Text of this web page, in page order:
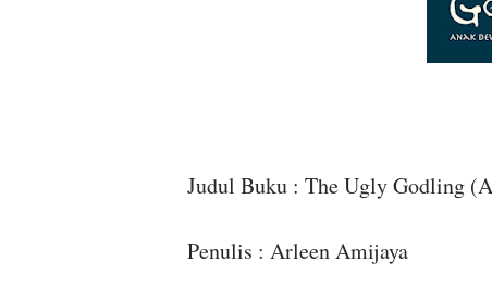
Judul Buku : The Ugly Godling
Penulis : Arleen Amijaya